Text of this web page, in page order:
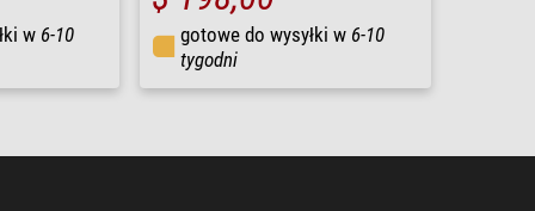
w 6-10 gotowe do wysyłki w 6-10
tygodni